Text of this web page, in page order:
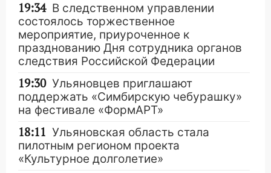
19:34 В следственном управлении
состоялось торжественное
мероприятие, приуроченное к
празднованию Дня сотрудника органов
следствия Российской Федерации
19:30 Ульяновцев приглашают
поддержать «Симбирскую чебурашку»
на фестивале «ФормАРТ»
18:11 Ульяновская область стала
пилотным регионом проекта
«Культурное долголетие»